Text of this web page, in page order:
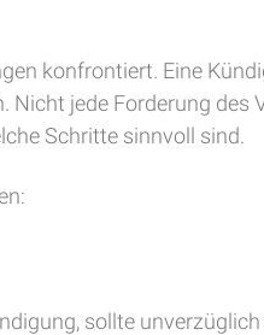
konfrontiert. Eine
jede Forderung
Schritte sinnvoll sind.
sollte